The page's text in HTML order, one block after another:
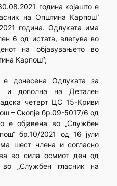
година којашто е
на Општина Карпош“
година. Одлуката има
6 од истата, влегува во
на објавувањето во
Карпош“;
донесена Одлуката за
и дополна на Детален
четврт ЦС 15-Криви
– Скопје бр.09-5017/6 од
е објавена во „Службен
бр.10/2021 од 16 јули
шест члена и согласно
во сила осмиот ден од
„Службен гласник на